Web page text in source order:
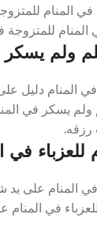
المنام
للمتزوجة في
ولم يسكر
دليل على
يسكر في
رزقه.
في
المنام على
في